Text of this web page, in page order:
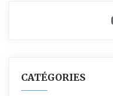
CATÉGORIES